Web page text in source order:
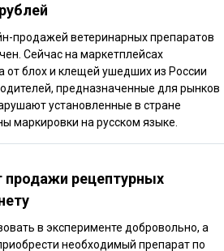
продажей ветеринарных препаратов
Сейчас на маркетплейсах
от блох и клещей ушедших из России
предназначенные для рынков
установленные в стране
маркировки на русском языке.
продажи рецептурных
в эксперименте добровольно, а
необходимый препарат по